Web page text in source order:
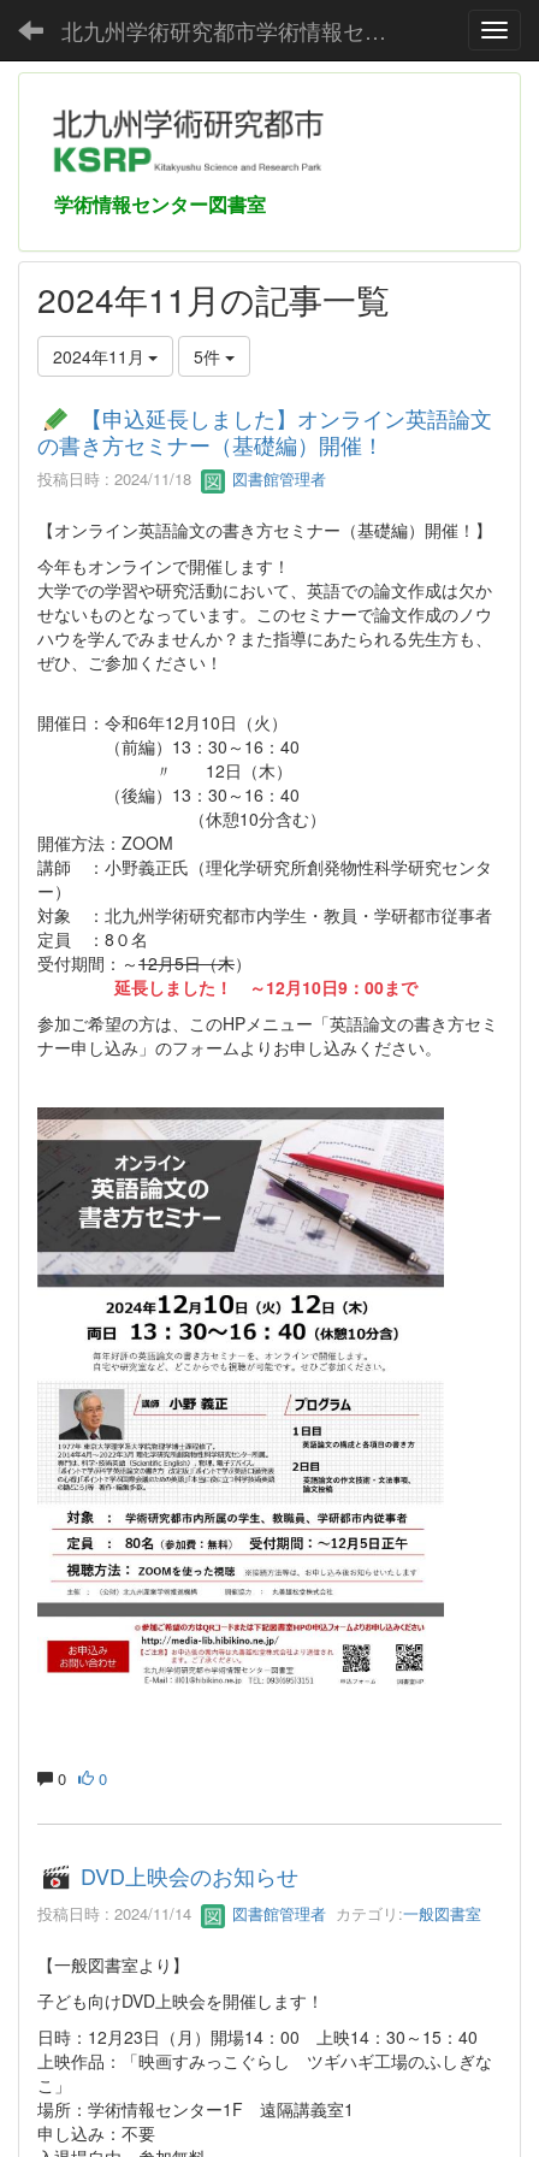
北九州学術研究都市学術情報センター
学術情報センター図書室
2024年11月の記事一覧
2024年11月 5件
【申込延長しました】オンライン英語論文
の書き方セミナー（基礎編）開催！
投稿日時 : 2024/11/18 図書館管理者
【オンライン英語論文の書き方セミナー（基礎編）開催！】
今年もオンラインで開催します！
大学での学習や研究活動において、英語での論文作成は欠か
せないものとなっています。このセミナーで論文作成のノウ
ハウを学んでみませんか？また指導にあたられる先生方も、
ぜひ、ご参加ください！
開催日：令和6年12月10日（火）
（前編）13：30～16：40
〃 12日（木）
（後編）13：30～16：40
（休憩10分含む）
開催方法：ZOOM
講師 ：小野義正氏（理化学研究所創発物性科学研究センタ
ー）
対象 ：北九州学術研究都市内学生・教員・学研都市従事者
定員 ：8０名
受付期間：～12月5日（木）
延長しました！ ～12月10日9：00まで
参加ご希望の方は、このHPメニュー「英語論文の書き方セミ
ナー申し込み」のフォームよりお申し込みください。
0 0
DVD上映会のお知らせ
投稿日時 : 2024/11/14 図書館管理者 カテゴリ:一般図書室
【一般図書室より】
子ども向けDVD上映会を開催します！
日時：12月23日（月）開場14：00 上映14：30～15：40
上映作品：「映画すみっこぐらし ツギハギ工場のふしぎな
こ」
場所：学術情報センター1F 遠隔講義室1
申し込み：不要